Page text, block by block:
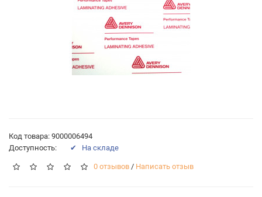
Код товара: 9000006494
Доступность:
✔ На складе
0 отзывов / Написать отзыв